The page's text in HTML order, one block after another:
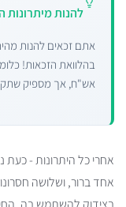
להנות מיתרונות
אתם זכאים להנות
אש"ח, אך מספיק שתקחו רק 10 אש"ח וכבר תהנו
אחרי כל היתרונות - כעת
אחד ברור, ושלושה